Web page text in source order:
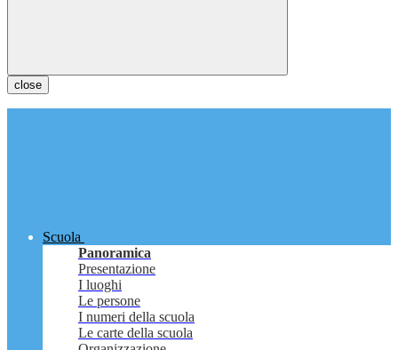
close
Scuola
Panoramica
Presentazione
I luoghi
Le persone
I numeri della scuola
Le carte della scuola